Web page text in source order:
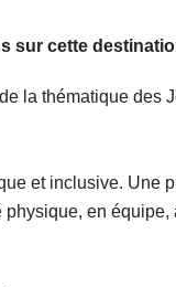
sur cette
la thématique des
et inclusive. Une
physique, en